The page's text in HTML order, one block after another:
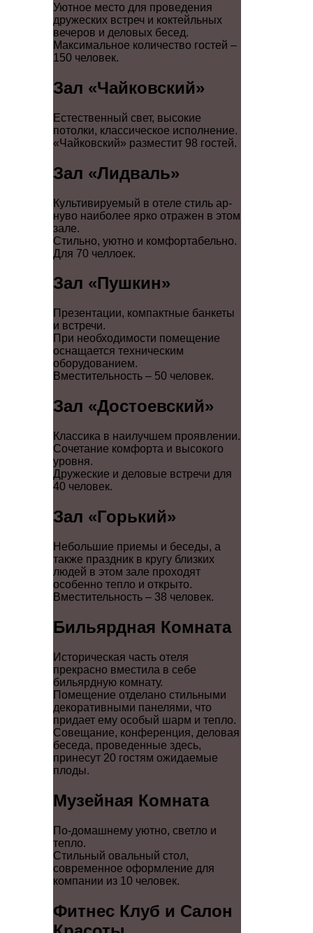
Уютное место для проведения
дружеских встреч и коктейльных
вечеров и деловых бесед.
Максимальное количество гостей –
150 человек.
Зал «Чайковский»
Естественный свет, высокие
потолки, классическое исполнение.
«Чайковский» разместит 98 гостей.
Зал «Лидваль»
Культивируемый в отеле стиль ар-
нуво наиболее ярко отражен в этом
зале.
Стильно, уютно и комфортабельно.
Для 70 челлоек.
Зал «Пушкин»
Презентации, компактные банкеты
и встречи.
При необходимости помещение
оснащается техническим
оборудованием.
Вместительность – 50 человек.
Зал «Достоевский»
Классика в наилучшем проявлении.
Сочетание комфорта и высокого
уровня.
Дружеские и деловые встречи для
40 человек.
Зал «Горький»
Небольшие приемы и беседы, а
также праздник в кругу близких
людей в этом зале проходят
особенно тепло и открыто.
Вместительность – 38 человек.
Бильярдная Комната
Историческая часть отеля
прекрасно вместила в себе
бильярдную комнату.
Помещение отделано стильными
декоративными панелями, что
придает ему особый шарм и тепло.
Совещание, конференция, деловая
беседа, проведенные здесь,
принесут 20 гостям ожидаемые
плоды.
Музейная Комната
По-домашнему уютно, светло и
тепло.
Стильный овальный стол,
современное оформление для
компании из 10 человек.
Фитнес Клуб и Салон